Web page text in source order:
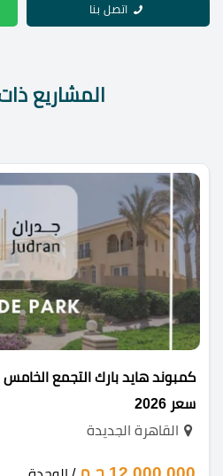
اتصل بنا
المشاريع
سعر 2026
القاهرة الجديدة